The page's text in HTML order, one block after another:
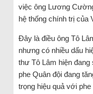
việc ông Lương
hệ thống chính trị của
Đây là điều ông Tô
nhưng có nhiều dấu
thư Tô Lâm hiện
phe Quân đội đang
trọng hiệu quả với